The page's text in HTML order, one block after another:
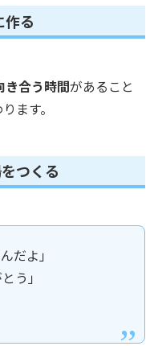
る
き合う時間があること
ます。
つくる
だよ」
う」